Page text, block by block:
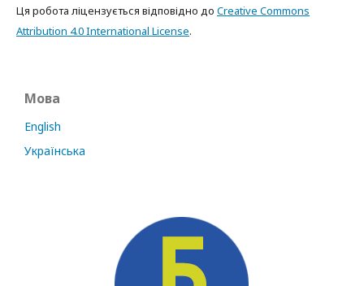
Ця робота ліцензується відповідно до Creative Commons
Attribution 4.0 International License.
Мова
English
Українська